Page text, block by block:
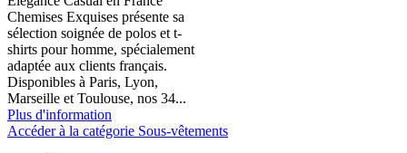
Chemises Exquises présente sa
sélection soignée de polos et t-
shirts pour homme, spécialement
adaptée aux clients français.
Disponibles à Paris, Lyon,
Marseille et Toulouse, nos 34...
Plus d'information
Accéder à la catégorie Sous-vêtements